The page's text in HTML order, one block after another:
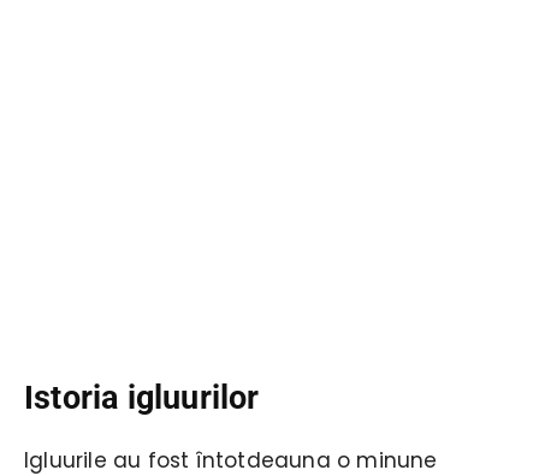
Istoria igluurilor
Igluurile au fost întotdeauna o minune